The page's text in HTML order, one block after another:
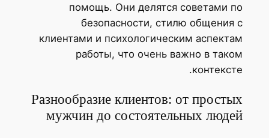
помощь. Они делятся советами
безопасности, стилю общения
клиентами и психологическим
работы, что очень важно в
Разнообразие клиентов: от
мужчин до состоятельных